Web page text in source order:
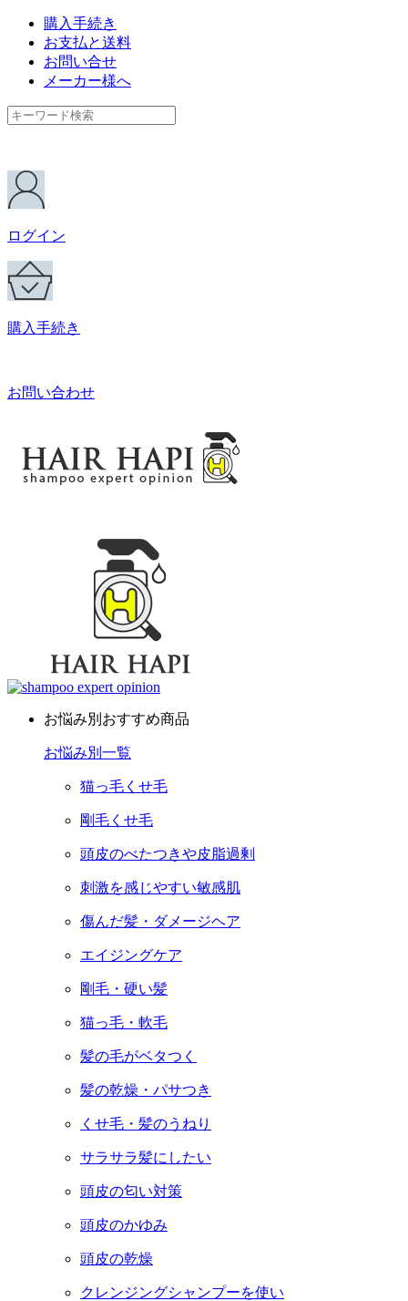
購入手続き
お支払と送料
お問い合せ
メーカー様へ
ログイン
購入手続き
お問い合わせ
お悩み別おすすめ商品
お悩み別一覧
猫っ毛くせ毛
剛毛くせ毛
頭皮のべたつきや皮脂過剰
刺激を感じやすい敏感肌
傷んだ髪・ダメージヘア
エイジングケア
剛毛・硬い髪
猫っ毛・軟毛
髪の毛がベタつく
髪の乾燥・パサつき
くせ毛・髪のうねり
サラサラ髪にしたい
頭皮の匂い対策
頭皮のかゆみ
頭皮の乾燥
クレンジングシャンプーを使い